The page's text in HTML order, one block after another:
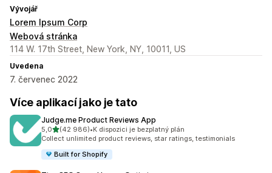
Vývojář
Lorem Ipsum Corp
Webová stránka
114 W. 17th Street, New York, NY, 10011, US
Uvedena
7. červenec 2022
Více aplikací jako je tato
Judge.me Product Reviews App
5,0z 5 hvězd
(42 986)
Celkový počet recenzí: 42986
•K dispozici je bezplatný plán
Collect unlimited product reviews, star ratings, testimonials
Built for Shopify